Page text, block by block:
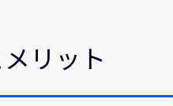
リット